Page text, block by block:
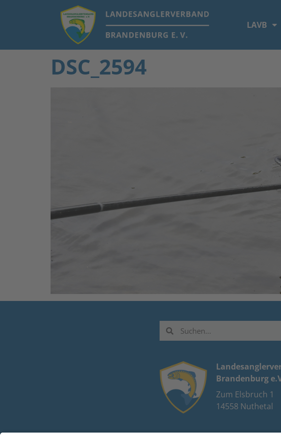
LAVB
DSC_2594
Brandenburg
Zum Elsbruch 1
14558 Nuthetal